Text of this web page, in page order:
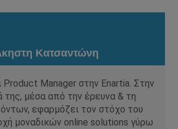
Κατσαντώνη
Product Manager στην Enartia. Στην
της, μέσα από την έρευνα & τη
εφαρμόζει τον στόχο του
μοναδικών online solutions γύρω